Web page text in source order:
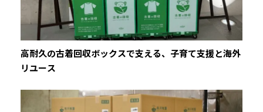
高耐久の古着回収ボックスで支える、子育て支援と海外
リユース